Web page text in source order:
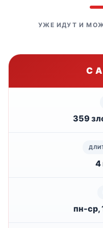
УЖЕ ИДУТ И
С
359
4
пн-ср,